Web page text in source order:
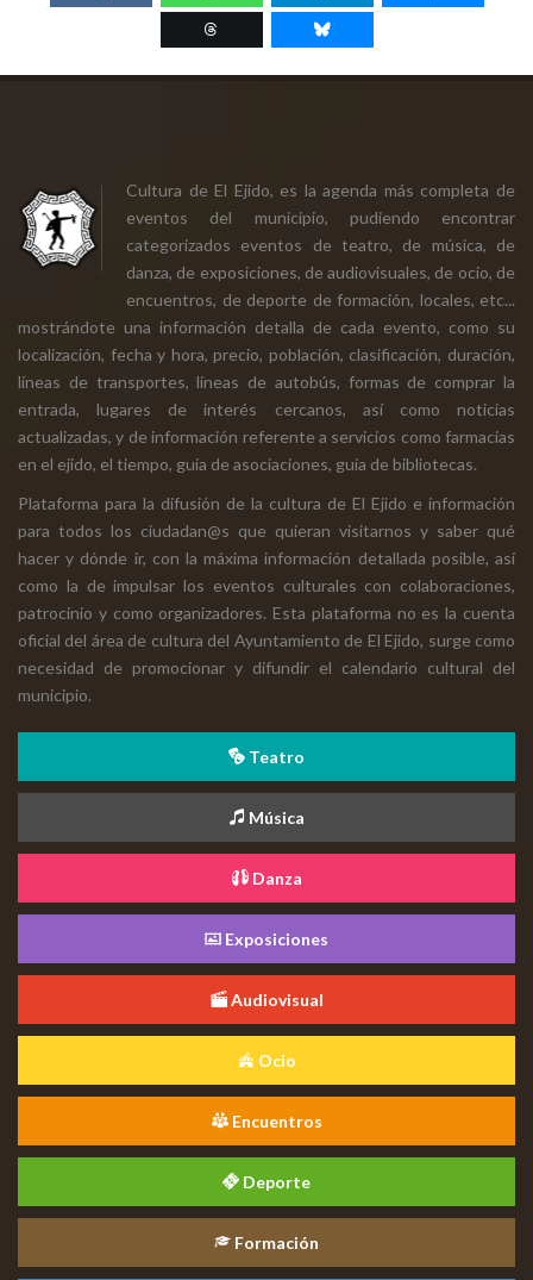
Cultura de El Ejido, es la agenda más completa de
eventos del municipio, pudiendo encontrar
categorizados eventos de teatro, de música, de
danza, de exposiciones, de audiovisuales, de ocio, de
encuentros, de deporte de formación, locales, etc...
mostrándote una información detalla de cada evento, como su
localización, fecha y hora, precio, población, clasificación, duración,
líneas de transportes, líneas de autobús, formas de comprar la
entrada, lugares de interés cercanos, así como noticias
actualizadas, y de información referente a servicios como farmacias
en el ejido, el tiempo, guía de asociaciones, guía de bibliotecas.
Plataforma para la difusión de la cultura de El Ejido e información
para todos los ciudadan@s que quieran visitarnos y saber qué
hacer y dónde ir, con la máxima información detallada posible, así
como la de impulsar los eventos culturales con colaboraciones,
patrocinio y como organizadores. Esta plataforma no es la cuenta
oficial del área de cultura del Ayuntamiento de El Ejido, surge como
necesidad de promocionar y difundir el calendario cultural del
municipio.
Teatro
Música
Danza
Exposiciones
Audiovisual
Ocio
Encuentros
Deporte
Formación